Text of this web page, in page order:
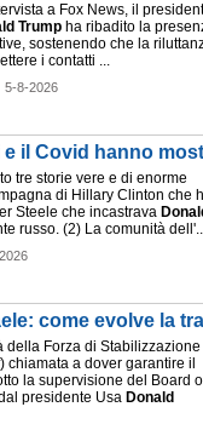
a Fox News, il
Trump ha ribadito la
sostenendo che la
i contatti ...
5-8-2026
il Covid hanno
tre storie vere e di enorme
di Hillary Clinton che
Steele che incastrava
russo. (2) La comunità
come evolve la
della Forza di Stabilizzazione
chiamata a dover garantire il
la supervisione del Board
presidente Usa Donald